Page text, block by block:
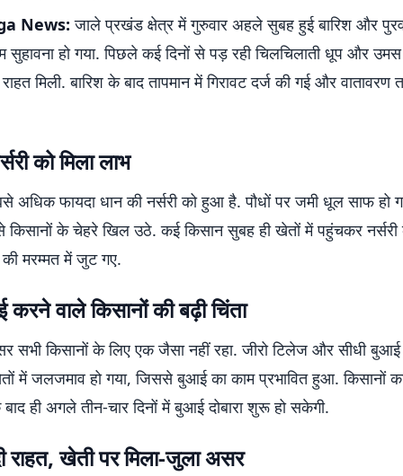
News: जाले प्रखंड क्षेत्र में गुरुवार अहले सुबह हुई बारिश और
सुहावना हो गया. पिछले कई दिनों से पड़ रही चिलचिलाती धूप और उमस
मिली. बारिश के बाद तापमान में गिरावट दर्ज की गई और वातावरण
को मिला लाभ
अधिक फायदा धान की नर्सरी को हुआ है. पौधों पर जमी धूल साफ हो
किसानों के चेहरे खिल उठे. कई किसान सुबह ही खेतों में पहुंचकर नर्सरी
मरम्मत में जुट गए.
करने वाले किसानों की बढ़ी चिंता
सभी किसानों के लिए एक जैसा नहीं रहा. जीरो टिलेज और सीधी
में जलजमाव हो गया, जिससे बुआई का काम प्रभावित हुआ. किसानों
ही अगले तीन-चार दिनों में बुआई दोबारा शुरू हो सकेगी.
राहत, खेती पर मिला-जुला असर